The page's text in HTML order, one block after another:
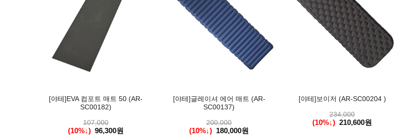
[야테]EVA 컴포트 매트 50 (AR-
SC00182)
107,000
(10%↓) 96,300원
[야테]글레이셔 에어 매트 (AR-
SC00137)
200,000
(10%↓) 180,000원
[야테]보이저 (AR-SC00204 )
234,000
(10%↓) 210,600원